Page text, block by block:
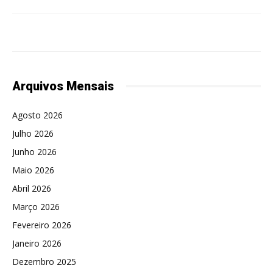
Arquivos Mensais
Agosto 2026
Julho 2026
Junho 2026
Maio 2026
Abril 2026
Março 2026
Fevereiro 2026
Janeiro 2026
Dezembro 2025